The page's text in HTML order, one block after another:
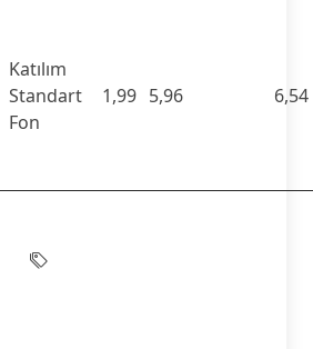
Katılım
Standart
Fon
1,99 5,96 6,54